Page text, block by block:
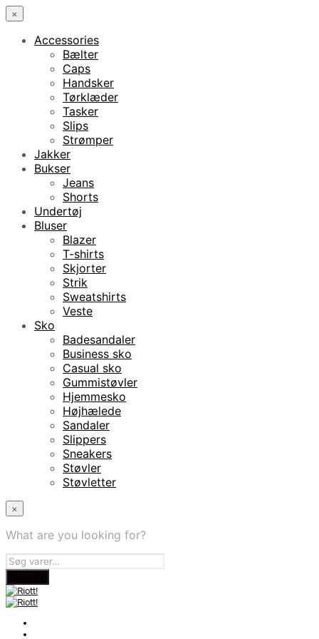
×
Accessories
Bælter
Caps
Handsker
Tørklæder
Tasker
Slips
Strømper
Jakker
Bukser
Jeans
Shorts
Undertøj
Bluser
Blazer
T-shirts
Skjorter
Strik
Sweatshirts
Veste
Sko
Badesandaler
Business sko
Casual sko
Gummistøvler
Hjemmesko
Højhælede
Sandaler
Slippers
Sneakers
Støvler
Støvletter
×
What are you looking for?